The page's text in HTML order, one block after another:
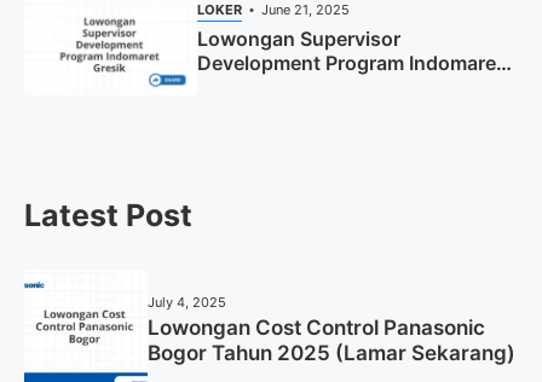
LOKER June 21, 2025
Lowongan Supervisor
Development Program Indomaret
Latest Post
July 4, 2025
Lowongan Cost Control Panasonic
Bogor Tahun 2025 (Lamar Sekarang)